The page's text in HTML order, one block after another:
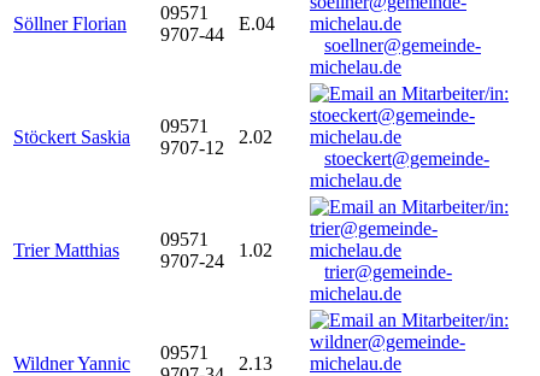
Söllner Florian
09571
9707-44
E.04
soellner@gemeinde-
michelau.de
Stöckert Saskia
09571
9707-12
2.02
stoeckert@gemeinde-
michelau.de
Trier Matthias
09571
9707-24
1.02
trier@gemeinde-
michelau.de
Wildner Yannic
09571
2.13